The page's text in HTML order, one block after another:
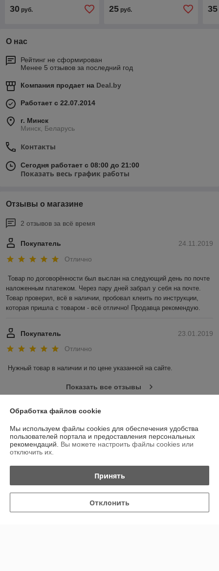
30 руб. 25руб. 35
О нас
Рейтинг не сформирован
Менее 5 отзывов за последний год
Компания продает на Deal.by
Работает с 22.07.2014
г. Минск
Минск, Беларусь
Контакты
Сегодня работает с 08:00 до 21:00
Показать весь график работы
Отзывы о магазине
2 отзывов за всё время
24.11.2019
Покупатель
Отлично
Товар по договорённости был выслан на следующий день по почте
наложенным платежом. Через пару дней забрал у себя на почте.
Товар проверил, всё в наличии, пробовал клеить по инструкции,
которая пришла с товаром - всё отлично! Продавца рекомендую.
23.01.2019
Покупатель
Отлично
Нужный товар в наличии и по цене указанной на сайте.
Показать все отзывы
Контакты
Доставка и оплата
Полная версия сайта
Обработка файлов cookie
Мы используем файлы cookies для обеспечения удобства
пользователей портала и предоставления персональных
рекомендаций. Вы можете настроить файлы cookies или
отключить их.
Принять
Отклонить